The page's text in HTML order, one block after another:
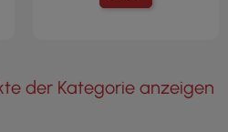
der Kategorie anzeigen